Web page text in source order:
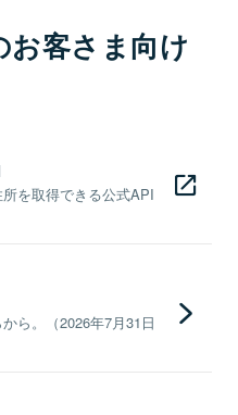
お客さま向け
を取得できる公式API
ら。（2026年7月31日